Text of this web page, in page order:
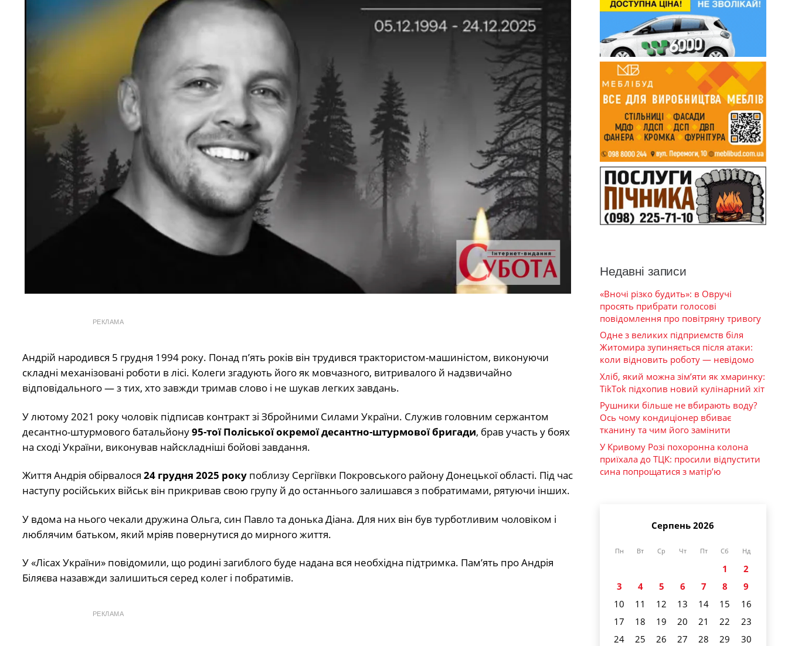
РЕКЛАМА
Андрій народився 5 грудня 1994 року. Понад п’ять років він трудився трактористом-машиністом, виконуючи
складні механізовані роботи в лісі. Колеги згадують його як мовчазного, витривалого й надзвичайно
відповідального — з тих, хто завжди тримав слово і не шукав легких завдань.
У лютому 2021 року чоловік підписав контракт зі Збройними Силами України. Служив головним сержантом
десантно-штурмового батальйону95-тої Поліської окремої десантно-штурмової бригади, брав участь у боях
на сході України, виконував найскладніші бойові завдання.
Життя Андрія обірвалося 24 грудня 2025 рокупоблизу Сергіївки Покровського району Донецької області. Під час
наступу російських військ він прикривав свою групу й до останнього залишався з побратимами, рятуючи інших.
У вдома на нього чекали дружина Ольга, син Павло та донька Діана. Для них він був турботливим чоловіком і
люблячим батьком, який мріяв повернутися до мирного життя.
У «Лісах України» повідомили, що родині загиблого буде надана вся необхідна підтримка. Пам’ять про Андрія
Біляєва назавжди залишиться серед колег і побратимів.
РЕКЛАМА
Недавні записи
«Вночі різко будить»: в Овручі
просять прибрати голосові
повідомлення про повітряну тривогу
Одне з великих підприємств біля
Житомира зупиняється після атаки:
коли відновить роботу — невідомо
Хліб, який можна зім’яти як хмаринку:
TikTok підхопив новий кулінарний хіт
Рушники більше не вбирають воду?
Ось чому кондиціонер вбиває
тканину та чим його замінити
У Кривому Розі похоронна колона
приїхала до ТЦК: просили відпустити
сина попрощатися з матір’ю
Серпень 2026
Пн Вт Ср Чт Пт Сб Нд
1
2
3
4 5 6 7 8
9
10
11 12 13 14 15
16
17
18 19 20 21 22
23
24
25 26 27 28 29
30